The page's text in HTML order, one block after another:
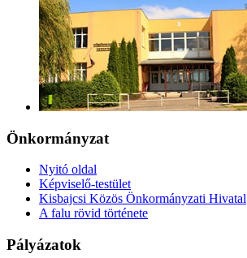
Önkormányzat
Nyitó oldal
Képviselő-testület
Kisbajcsi Közös Önkormányzati Hivatal
A falu rövid története
Pályázatok